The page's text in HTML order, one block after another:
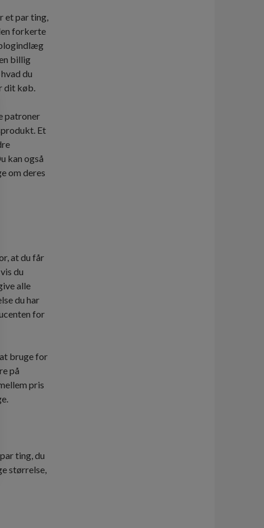
et par ting,
forkerte
billig
du
dit køb.
patroner
Et
kan også
om deres
at du får
du
alle
du har
for
bruge for
på
pris
ting, du
størrelse,